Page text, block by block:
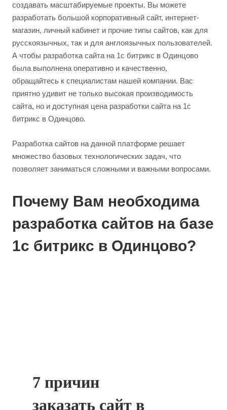
создавать масштабируемые проекты. Вы можете
разработать большой корпоративный сайт, интернет-
магазин, личный кабинет и прочие типы сайтов, как для
русскоязычных, так и для англоязычных пользователей.
А чтобы разработка сайта на 1с битрикс в Одинцово
была выполнена оперативно и качественно,
обращайтесь к специалистам нашей компании. Вас
приятно удивит не только высокая производимость
сайта, но и доступная цена разработки сайта на 1с
битрикс в Одинцово.
Разработка сайтов на данной платформе решает
множество базовых технологических задач, что
позволяет заниматься сложными и важными вопросами.
Почему Вам необходима
разработка сайтов на базе
1с битрикс в Одинцово?
7 причин
заказать сайт в